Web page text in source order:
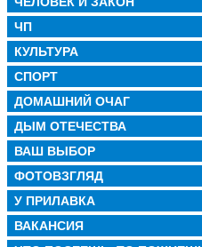
ЧП
КУЛЬТУРА
СПОРТ
ДОМАШНИЙ ОЧАГ
ДЫМ ОТЕЧЕСТВА
ВАШ ВЫБОР
ФОТОВЗГЛЯД
У ПРИЛАВКА
ВАКАНСИЯ